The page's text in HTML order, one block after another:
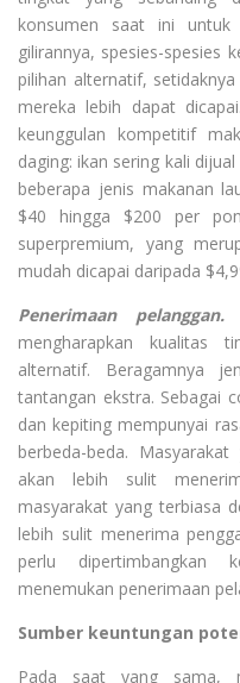
konsumen saat ini untuk
gilirannya, spesies-spesies
pilihan alternatif,
mereka lebih dapat
keunggulan kompetitif
daging: ikan sering kali
beberapa jenis makanan
$40 hingga $200 per
superpremium, yang
mudah dicapai daripada
Penerimaan pelanggan.
mengharapkan kualitas
alternatif. Beragamnya
tantangan ekstra. Sebagai
dan kepiting mempunyai
berbeda-beda.
akan lebih sulit
masyarakat yang terbiasa
lebih sulit menerima
perlu dipertimbangkan
menemukan penerimaan
Sumber keuntungan
Pada saat yang sama,